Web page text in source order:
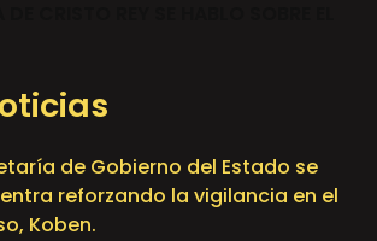
de Gobierno del Estado se
reforzando la vigilancia en el
Koben.